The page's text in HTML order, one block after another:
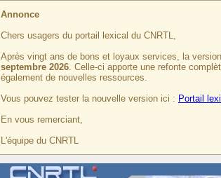
Annonce
Chers usagers du portail lexical du CNRTL,
Après vingt ans de bons et loyaux services, la
septembre 2026. Celle-ci apporte une refonte
également de nouvelles ressources.
Vous pouvez tester la nouvelle version ici : Portail
En vous remerciant,
L'équipe du CNRTL